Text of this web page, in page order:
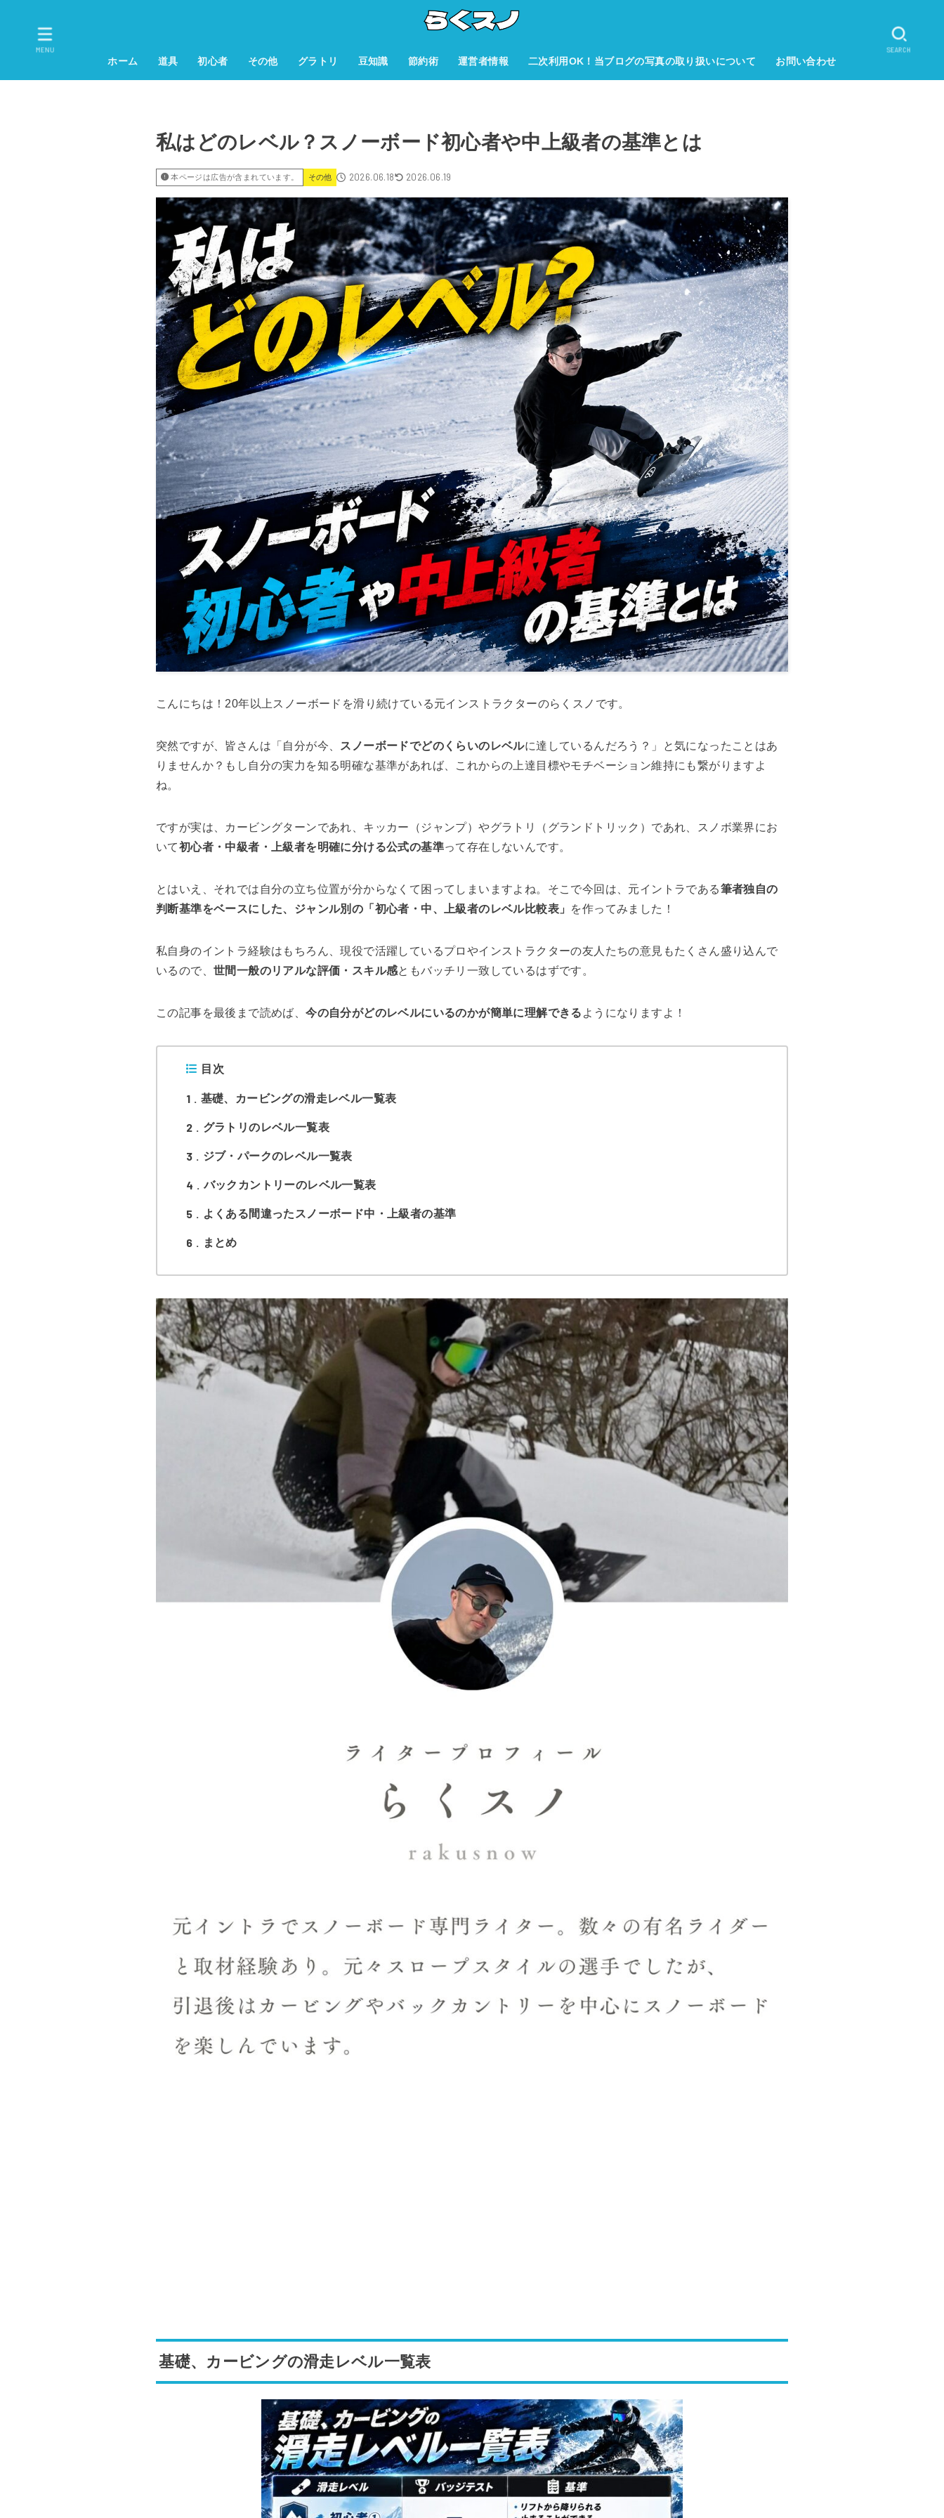
ホーム 道具 初心者 その他 グラトリ 豆知識 節約術 運営者情報 二次利用OK！当ブログの写真の取り扱いについて お問い合わせ
SEARCH
MENU
私はどのレベル？スノーボード初心者や中上級者の基準とは
本ページは広告が含まれています。 その他 2026.06.18 2026.06.19
こんにちは！20年以上スノーボードを滑り続けている元インストラクターのらくスノです。
突然ですが、皆さんは「自分が今、 スノーボードでどのくらいのレベルに達しているんだろう？」と気になったことはあ
りませんか？もし自分の実力を知る明確な基準があれば、これからの上達目標やモチベーション維持にも繋がりますよ
ね。
ですが実は、カービングターンであれ、キッカー（ジャンプ）やグラトリ（グランドトリック）であれ、スノボ業界にお
いて初心者・中級者・上級者を明確に分ける公式の基準って存在しないんです。
とはいえ、それでは自分の立ち位置が分からなくて困ってしまいますよね。そこで今回は、元イントラである筆者独自の
判断基準をベースにした、ジャンル別の「初心者・中、上級者のレベル比較表」 を作ってみました！
私自身のイントラ経験はもちろん、現役で活躍しているプロやインストラクターの友人たちの意見もたくさん盛り込んで
いるので、 世間一般のリアルな評価・スキル感ともバッチリ一致しているはずです。
この記事を最後まで読めば、今の自分がどのレベルにいるのかが簡単に理解できる ようになりますよ！
目次
1 基礎、カービングの滑走レベル一覧表
2 グラトリのレベル一覧表
3 ジブ・パークのレベル一覧表
4 バックカントリーのレベル一覧表
5 よくある間違ったスノーボード中・上級者の基準
6 まとめ
基礎、カービングの滑走レベル一覧表